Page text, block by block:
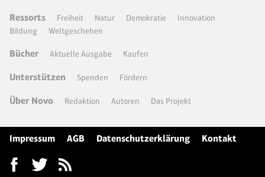
Ressorts Freiheit Natur Demokratie
Innovation
Bildung
Weltgeschehen
Bücher Aktuelle Ausgabe Kaufen
Unterstützen Spenden Fördern
Über Novo Redaktion Autoren Das Projekt
Impressum AGB Datenschutzerklärung Kontakt